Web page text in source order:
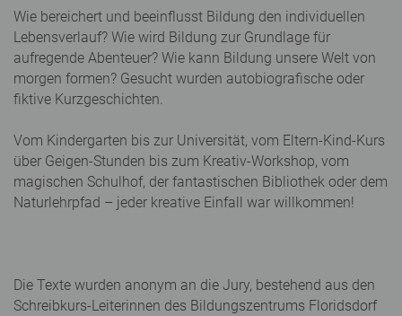
Wie bereichert und beeinflusst Bildung den individuellen
Lebensverlauf? Wie wird Bildung zur Grundlage für
aufregende Abenteuer? Wie kann Bildung unsere Welt von
morgen formen? Gesucht wurden autobiografische oder
fiktive Kurzgeschichten.
Vom Kindergarten bis zur Universität, vom Eltern-Kind-Kurs
über Geigen-Stunden bis zum Kreativ-Workshop, vom
magischen Schulhof, der fantastischen Bibliothek oder dem
Naturlehrpfad – jeder kreative Einfall war willkommen!
Die Texte wurden anonym an die Jury, bestehend aus den
Schreibkurs-Leiterinnen des Bildungszentrums Floridsdorf